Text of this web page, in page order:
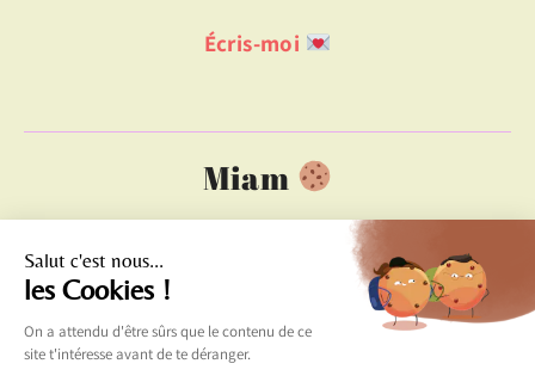
Écris-moi
Miam
La boutique